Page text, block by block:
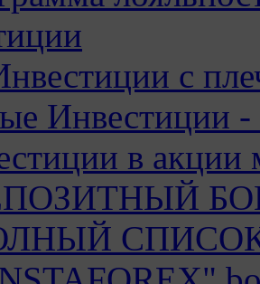
с
Инвестиции -
в акции